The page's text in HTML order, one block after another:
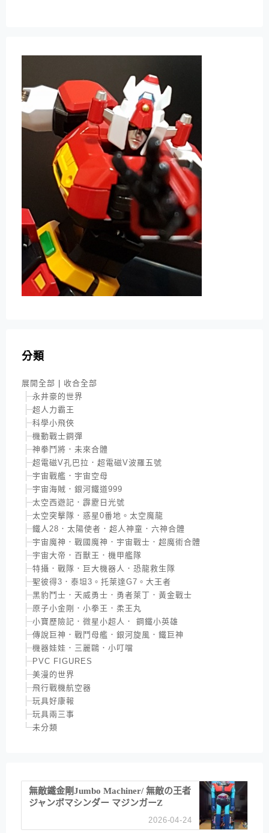
分類
展開全部
收合全部
永井豪的世界
超人力霸王
科學小飛俠
機動戰士鋼彈
神拳鬥將．未來合體
超電磁V孔巴拉．超電磁V波羅五號
宇宙戰艦．宇宙空母
宇宙海賊．銀河鐵道999
太空西遊記．霹靂日光號
太空突擊隊．惑星0番地。太空魔龍
鐵人28．太陽使者．超人神童．六神合體
宇宙魔神．戰國魔神．宇宙戰士．超魔術合體
宇宙大帝．百獸王．機甲艦隊
特攝．戰隊．巨大機器人．恐龍救生隊
聖彼得3．泰坦3。托萊達G7。大王者
黑豹鬥士．天威勇士．勇者萊丁．黃金戰士
原子小金剛．小拳王．柔王丸
小寶歷險記．微星小超人． 鋼鐵小英雄
傳說巨神．戰鬥母艦．銀河旋風．鐵巨神
機器娃娃．三麗鷗．小叮噹
PVC FIGURES
美漫的世界
飛行戰機航空器
玩具好康報
玩具兩三事
未分類
無敵鐵金剛Jumbo Machiner/ 無敵の王者
ジャンボマシンダー マジンガーZ
2026-04-24